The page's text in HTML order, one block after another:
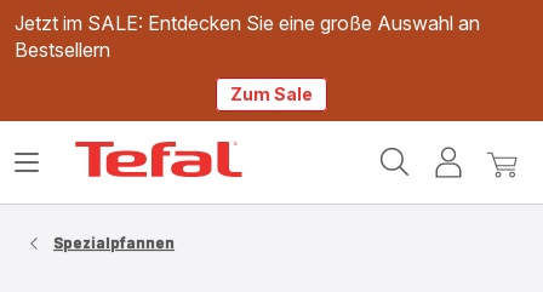
Jetzt im SALE: Entdecken Sie eine große Auswahl an
Bestsellern
Zum Sale
Mein
Mein
Das
Spezialpfannen